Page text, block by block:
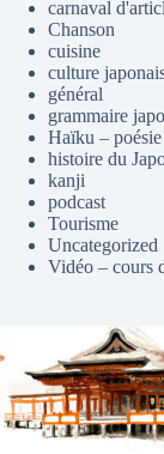
carnaval
Chanson
cuisine
culture
général
grammaire
Haïku – poésie
histoire du
kanji
podcast
Tourisme
Uncategorized
Vidéo – cours